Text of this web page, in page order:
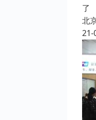
了
北
21-